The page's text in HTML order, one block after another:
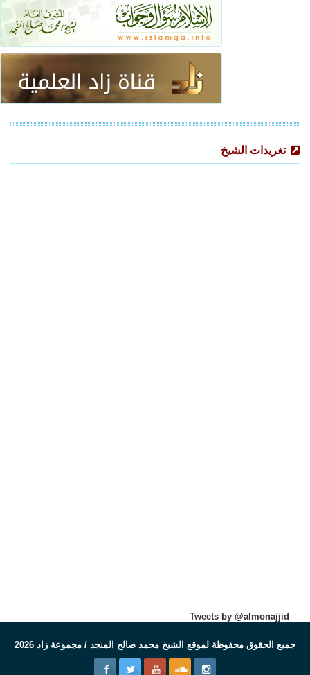
تغريدات الشيخ
Tweets by @almonajjid
جميع الحقوق محفوظة لموقع الشيخ محمد صالح المنجد / مجموعة زاد 2026